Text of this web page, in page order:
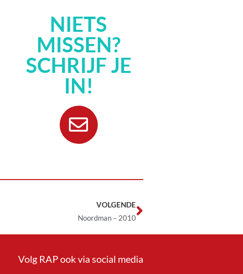
NIETS
MISSEN?
SCHRIJF JE
IN!
VOLGENDE
Noordman – 2010
Volg RAP ook via social media